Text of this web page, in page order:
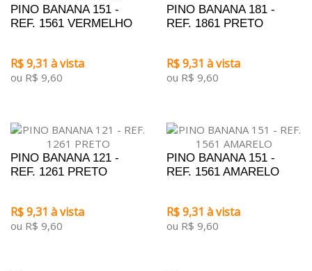
PINO BANANA 151 -
REF. 1561 VERMELHO
R$ 9,31 à vista
ou R$ 9,60
PINO BANANA 181 -
REF. 1861 PRETO
R$ 9,31 à vista
ou R$ 9,60
PINO BANANA 121 -
REF. 1261 PRETO
R$ 9,31 à vista
ou R$ 9,60
PINO BANANA 151 -
REF. 1561 AMARELO
R$ 9,31 à vista
ou R$ 9,60